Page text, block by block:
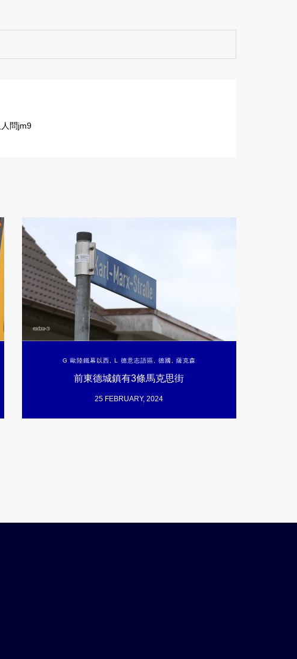
問jm9
G 歐陸鐵幕以西 , L 德意志語區 , 德國 , 薩克森
前東德城鎮有3條馬克思街
25 FEBRUARY, 2024